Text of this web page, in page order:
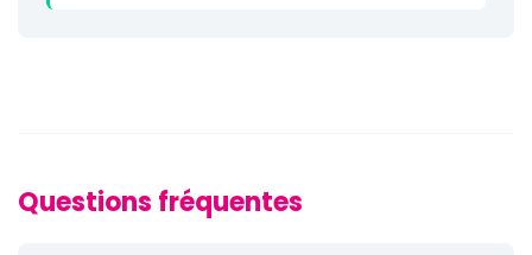
Questions fréquentes